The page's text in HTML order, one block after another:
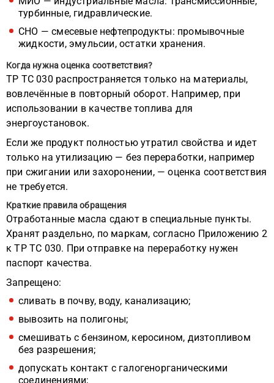
турбинные, гидравлические.
СНО — смесевые нефтепродукты: промывочные
жидкости, эмульсии, остатки хранения.
Когда нужна оценка соответствия?
ТР ТС 030 распространяется только на материалы,
вовлечённые в повторный оборот. Например, при
использовании в качестве топлива для
энергоустановок.
Если же продукт полностью утратил свойства и идет
только на утилизацию — без переработки, например
при сжигании или захоронении, — оценка соответствия
не требуется.
Краткие правила обращения
Отработанные масла сдают в специальные пункты.
Хранят раздельно, по маркам, согласно Приложению 2
к ТР ТС 030. При отправке на переработку нужен
паспорт качества.
Запрещено:
сливать в почву, воду, канализацию;
вывозить на полигоны;
смешивать с бензином, керосином, дизтопливом
без разрешения;
допускать контакт с галогенорганическими
соединениями;